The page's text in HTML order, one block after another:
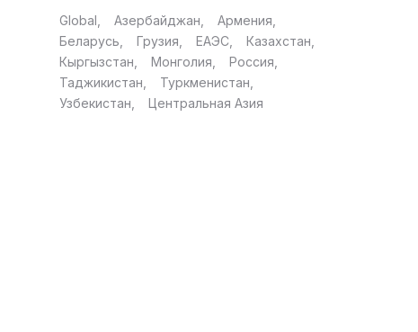
Global Азербайджан
Армения
Беларусь
Грузия ЕАЭС
Казахстан
Кыргызстан
Монголия
Россия
Таджикистан
Туркменистан
Узбекистан
Центральная Азия